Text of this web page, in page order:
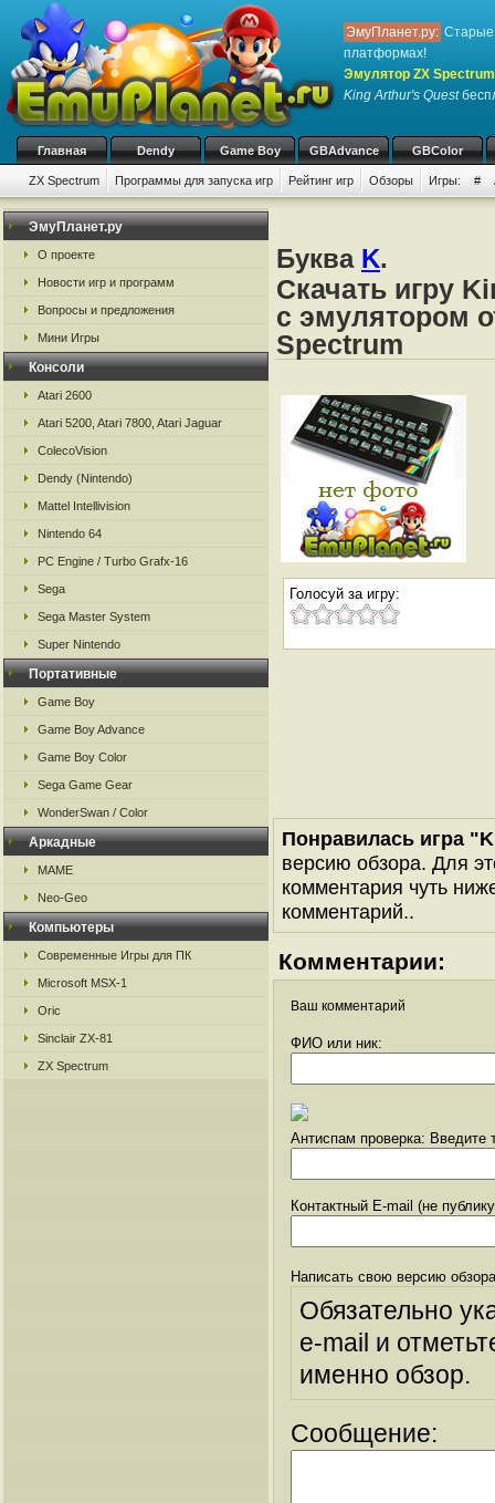
ЭмуПланет.ру: Старые
платформах!
Эмулятор ZX
King Arthur's Quest
Главная Dendy Game Boy GBAdvance GBColor
ZX Spectrum Программы для запуска игр Рейтинг игр Обзоры Игры: #
ЭмуПланет.ру
О проекте
Новости игр и программ
Вопросы и предложения
Мини Игры
Консоли
Atari 2600
Atari 5200, Atari 7800, Atari Jaguar
ColecoVision
Dendy (Nintendo)
Mattel Intellivision
Nintendo 64
PC Engine / Turbo Grafx-16
Sega
Sega Master System
Super Nintendo
Портативные
Game Boy
Game Boy Advance
Game Boy Color
Sega Game Gear
WonderSwan / Color
Аркадные
MAME
Neo-Geo
Компьютеры
Современные Игры для ПК
Microsoft MSX-1
Oric
Sinclair ZX-81
ZX Spectrum
Буква K.
Скачать игру
с эмулятором
Spectrum
Голосуй за игру:
Понравилась игра
версию обзора. Для
комментария чуть
комментарий..
Комментарии:
Ваш комментарий
ФИО или ник:
Антиспам проверка: Введите
Контактный E-mail (не
Написать свою версию
Обязательно
e-mail и
именно обзор.
Сообщение: